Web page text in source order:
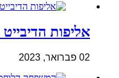
אליפות הדיבייט
02 פברואר, 2023